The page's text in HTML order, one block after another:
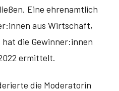
Eine ehrenamtlich
aus Wirtschaft,
die Gewinner:innen
ermittelt.
die Moderatorin